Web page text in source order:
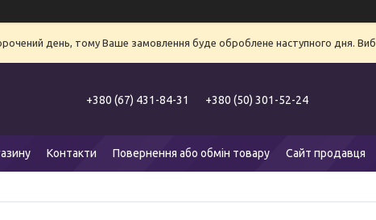
день, тому Ваше замовлення буде оброблене наступного дня.
+380 (67) 431-84-31 +380 (50) 301-52-24
Контакти Повернення або обмін товару Сайт продавця